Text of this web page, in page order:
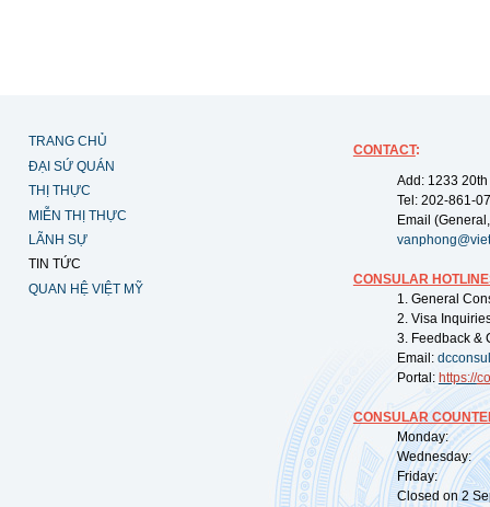
TRANG CHỦ
ĐẠI SỨ QUÁN
THỊ THỰC
MIỄN THỊ THỰC
LÃNH SỰ
TIN TỨC
QUAN HỆ VIỆT MỸ
CONTACT:
Add: 1233
Tel: 202-861-
Email
CONSULAR
1. General
2. Visa
3. Feedback &
Email:
Portal: https://
CONSULAR
Monday:
Wednesday:
Friday:
Closed on 2